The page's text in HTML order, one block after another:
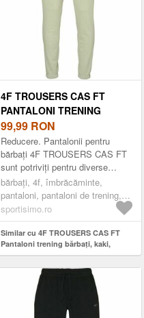
4F TROUSERS CAS FT
PANTALONI TRENING
BĂRBAȚI, KAKI, MĂRIME
99,99 RON
Reducere. Pantalonii pentru
bărbați 4F TROUSERS CAS FT
sunt potriviți pentru diverse
activități. Sunt confortabili și
practici. Au fost concepuți pentru
acti...
bărbați, 4f, îmbrăcăminte,
pantaloni, pantaloni de trening,
fashion, kaki
sportisimo.ro
Similar cu 4F TROUSERS CAS FT
Pantaloni trening bărbați, kaki,
mărime